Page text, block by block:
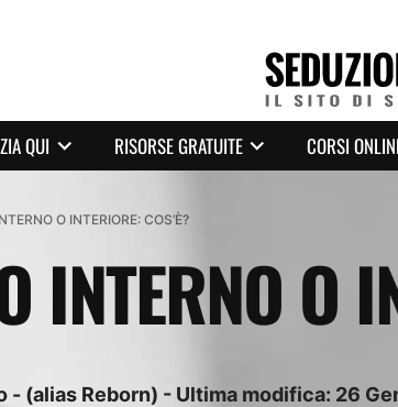
QUI RISORSE GRATUITE CORSI
O INTERIORE: COS’È?
INTERNO O
- (alias Reborn) - Ultima modifica: 26